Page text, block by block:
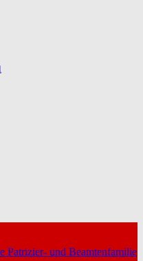
Patrizier- und Beamtenfamilie